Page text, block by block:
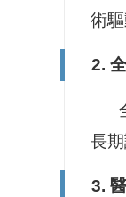
術
2.
長
3.